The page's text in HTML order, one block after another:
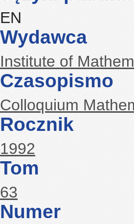
EN
Wydawca
Institute of
Czasopismo
Colloquium
Rocznik
1992
Tom
63
Numer